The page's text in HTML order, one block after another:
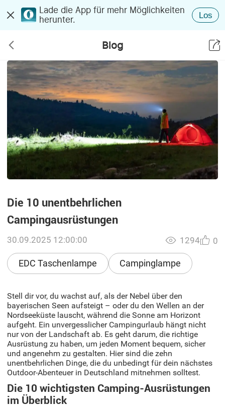
Lade die App für mehr Möglichkeiten
herunter.
Los
Blog
Die 10 unentbehrlichen
Campingausrüstungen
30.09.2025 12:00:00
EDC Taschenlampe Campinglampe
1294 0
Stell dir vor, du wachst auf, als der Nebel über den
bayerischen Seen aufsteigt – oder du den Wellen an der
Nordseeküste lauscht, während die Sonne am Horizont
aufgeht. Ein unvergesslicher Campingurlaub hängt nicht
nur von der Landschaft ab. Es geht darum, die richtige
Ausrüstung zu haben, um jeden Moment bequem, sicher
und angenehm zu gestalten. Hier sind die zehn
unentbehrlichen Dinge, die du unbedingt für dein nächstes
Outdoor-Abenteuer in Deutschland mitnehmen solltest.
Die 10 wichtigsten Camping-Ausrüstungen
im Überblick